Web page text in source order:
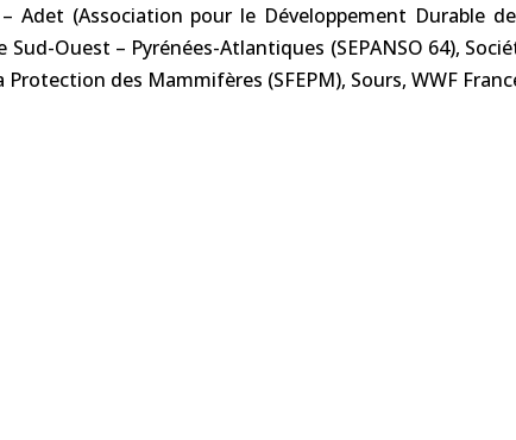
Adet (Association pour le Développement Durable
Ouest – Pyrénées-Atlantiques (SEPANSO 64),
des Mammifères (SFEPM), Sours, WWF